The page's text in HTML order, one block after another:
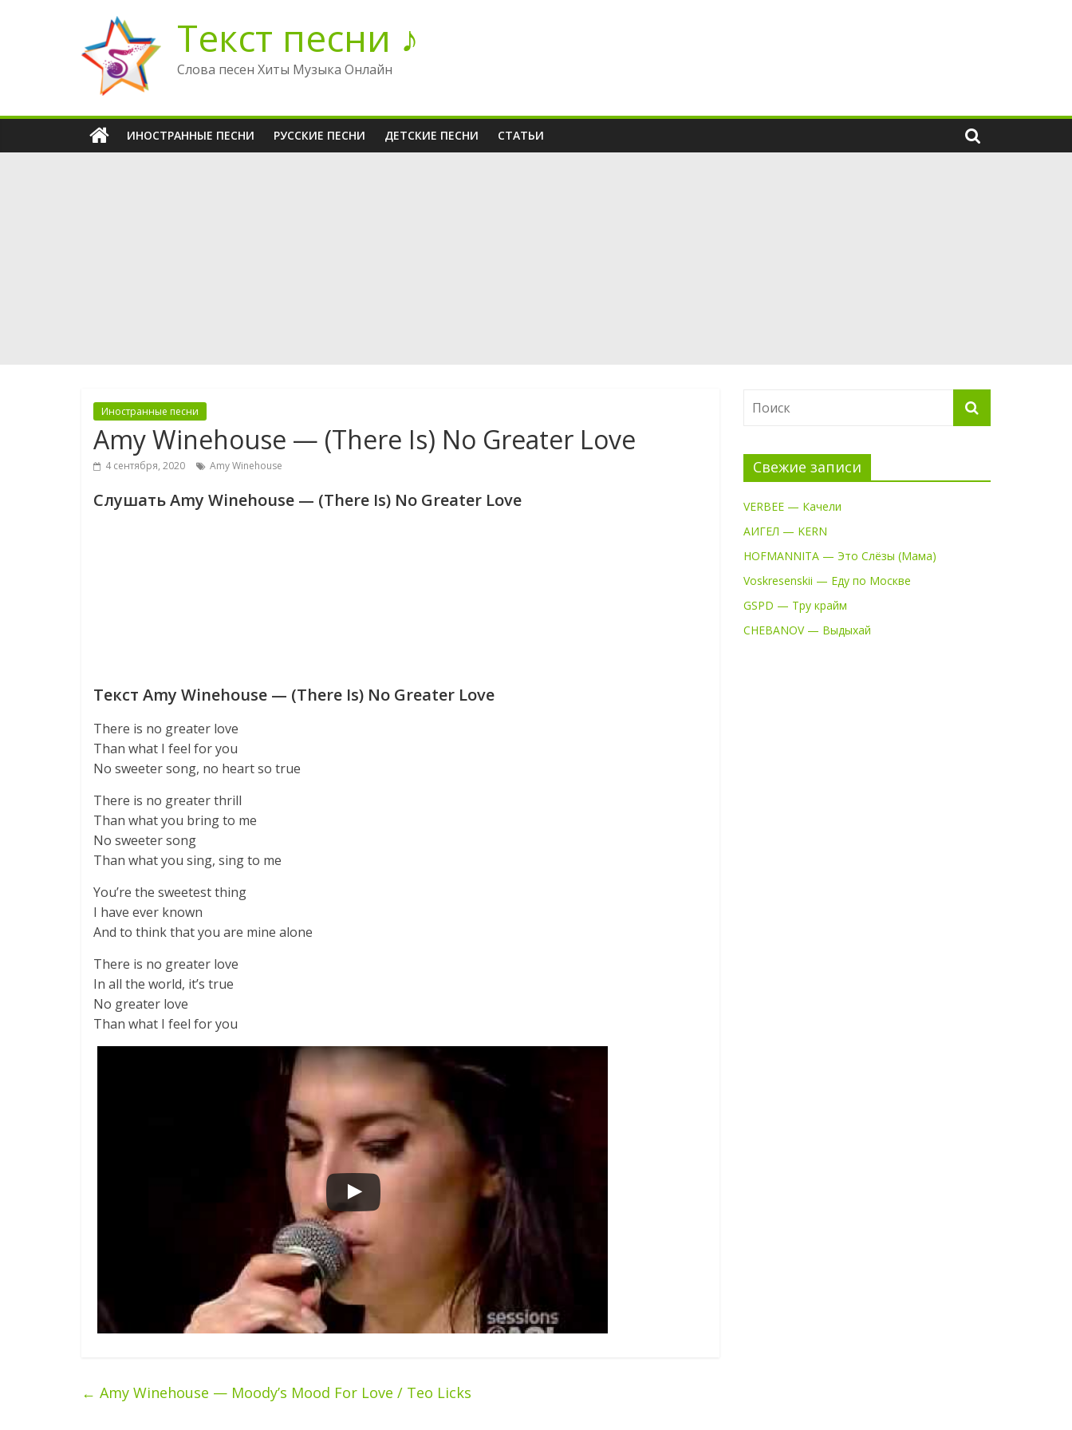
содержимому
Текст песни ♪
Слова песен Хиты Музыка Онлайн
ИНОСТРАННЫЕ ПЕСНИ РУССКИЕ ПЕСНИ ДЕТСКИЕ ПЕСНИ СТАТЬИ
Иностранные песни
Amy Winehouse — (There Is) No Greater Love
4 сентября, 2020 Amy Winehouse
Слушать Amy Winehouse — (There Is) No Greater Love
Текст Amy Winehouse — (There Is) No Greater Love
There is no greater love
Than what I feel for you
No sweeter song, no heart so true
There is no greater thrill
Than what you bring to me
No sweeter song
Than what you sing, sing to me
You’re the sweetest thing
I have ever known
And to think that you are mine alone
There is no greater love
In all the world, it’s true
No greater love
Than what I feel for you
← Amy Winehouse — Moody’s Mood For Love / Teo Licks
Свежие записи
VERBEE — Качели
АИГЕЛ — KERN
HOFMANNITA — Это Слёзы (Мама)
Voskresenskii — Еду по Москве
GSPD — Тру крайм
CHEBANOV — Выдыхай